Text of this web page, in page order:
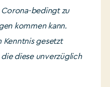
Corona-bedingt zu
kommen kann.
Kenntnis gesetzt
diese unverzüglich